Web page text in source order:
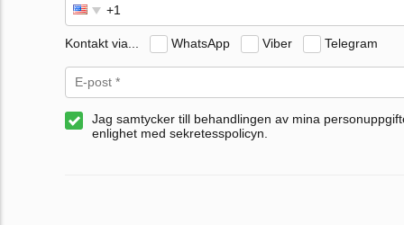
Kontakt via... WhatsApp Viber Telegram
Jag samtycker till behandlingen av mina
enlighet med sekretesspolicyn.